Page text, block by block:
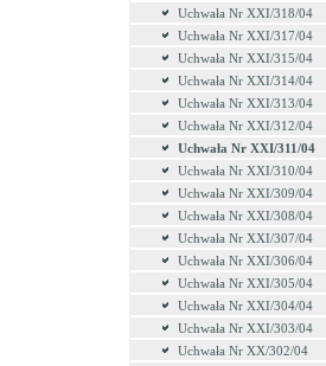
Uchwała Nr XXI/318/04
Uchwała Nr XXI/317/04
Uchwała Nr XXI/315/04
Uchwała Nr XXI/314/04
Uchwała Nr XXI/313/04
Uchwała Nr XXI/312/04
Uchwała Nr XXI/311/04
Uchwała Nr XXI/310/04
Uchwała Nr XXI/309/04
Uchwała Nr XXI/308/04
Uchwała Nr XXI/307/04
Uchwała Nr XXI/306/04
Uchwała Nr XXI/305/04
Uchwała Nr XXI/304/04
Uchwała Nr XXI/303/04
Uchwała Nr XX/302/04